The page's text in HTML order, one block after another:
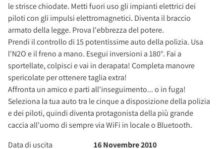
le strisce chiodate. Metti fuori uso gli impianti elettrici dei
piloti con gli impulsi elettromagnetici. Diventa il braccio
armato della legge. Prova l'ebbrezza del potere.
Prendi il controllo di 15 potentissime auto della polizia. Usa
l'N2O e il freno a mano. Esegui inversioni a 180°. Fai a
sportellate, colpisci e vai in derapata! Completa manovre
spericolate per ottenere taglia extra!
Affronta un amico e parti all'inseguimento... o in fuga!
Seleziona la tua auto tra le cinque a disposizione della polizia
e dei piloti, quindi diventa protagonista della più grande
caccia all'uomo di sempre via WiFi in locale o Bluetooth.
Data di uscita
16 Novembre 2010